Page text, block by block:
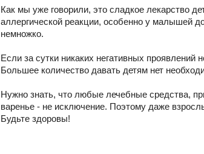
Как мы уже говорили, это сладкое лекарство
аллергической реакции, особенно у малышей
немножко.
Если за сутки никаких негативных проявлений
Большее количество давать детям нет
Нужно знать, что любые лечебные средства,
варенье - не исключение. Поэтому даже
Будьте здоровы!